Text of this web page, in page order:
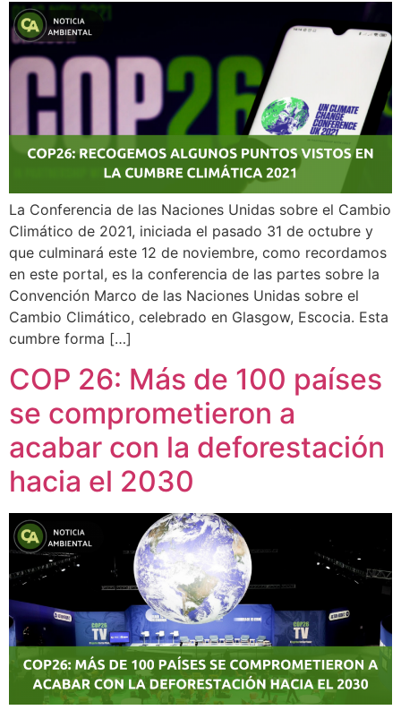
La Conferencia de las Naciones Unidas sobre el Cambio
Climático de 2021, iniciada el pasado 31 de octubre y
que culminará este 12 de noviembre, como recordamos
en este portal, es la conferencia de las partes sobre la
Convención Marco de las Naciones Unidas sobre el
Cambio Climático, celebrado en Glasgow, Escocia. Esta
cumbre forma […]
COP 26: Más de 100 países
se comprometieron a
acabar con la deforestación
hacia el 2030